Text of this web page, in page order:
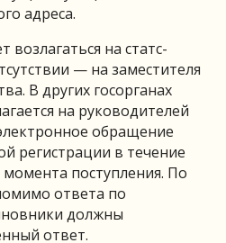
адреса.
возлагаться на статс-
— на заместителя
В других госорганах
на руководителей
обращение
регистрации в течение
момента поступления. По
ответа по
должны
ответ.